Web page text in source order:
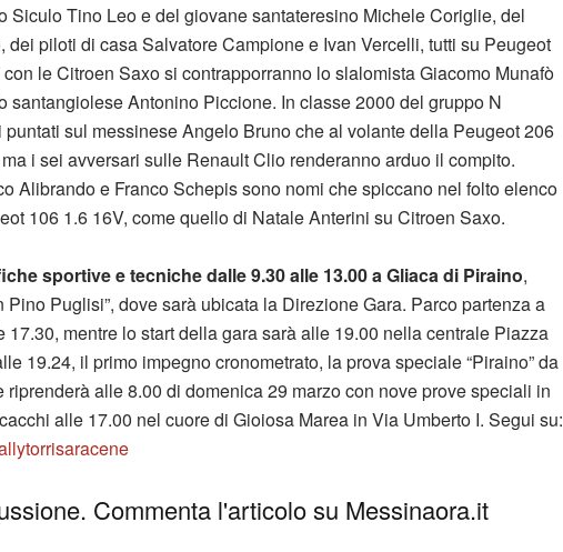
Siculo Tino Leo e del giovane santateresino Michele Coriglie, del
piloti di casa Salvatore Campione e Ivan Vercelli, tutti su Peugeot
le Citroen Saxo si contrapporranno lo slalomista Giacomo Munafò
santangiolese Antonino Piccione. In classe 2000 del gruppo N
sul messinese Angelo Bruno che al volante della Peugeot 206
i sei avversari sulle Renault Clio renderanno arduo il compito.
Alibrando e Franco Schepis sono nomi che spiccano nel folto elenco
106 1.6 16V, come quello di Natale Anterini su Citroen Saxo.
sportive e tecniche dalle 9.30 alle 13.00 a Gliaca di Piraino,
Pino Puglisi”, dove sarà ubicata la Direzione Gara. Parco partenza a
17.30, mentre lo start della gara sarà alle 19.00 nella centrale Piazza
19.24, il primo impegno cronometrato, la prova speciale “Piraino” da
riprenderà alle 8.00 di domenica 29 marzo con nove prove speciali in
alle 17.00 nel cuore di Gioiosa Marea in Via Umberto I. Segui su:
Commenta l'articolo su Messinaora.it